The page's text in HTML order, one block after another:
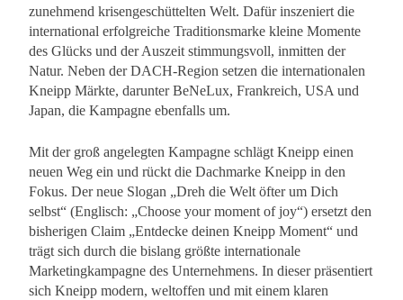
zunehmend krisengeschüttelten Welt. Dafür inszeniert die
international erfolgreiche Traditionsmarke kleine Momente
des Glücks und der Auszeit stimmungsvoll, inmitten der
Natur. Neben der DACH-Region setzen die internationalen
Kneipp Märkte, darunter BeNeLux, Frankreich, USA und
Japan, die Kampagne ebenfalls um.
Mit der groß angelegten Kampagne schlägt Kneipp einen
neuen Weg ein und rückt die Dachmarke Kneipp in den
Fokus. Der neue Slogan „Dreh die Welt öfter um Dich
selbst“ (Englisch: „Choose your moment of joy“) ersetzt den
bisherigen Claim „Entdecke deinen Kneipp Moment“ und
trägt sich durch die bislang größte internationale
Marketingkampagne des Unternehmens. In dieser präsentiert
sich Kneipp modern, weltoffen und mit einem klaren